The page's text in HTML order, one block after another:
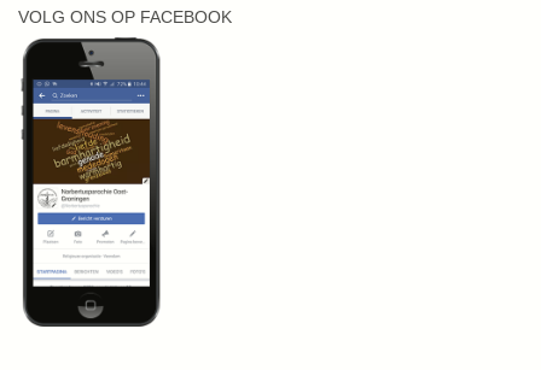
VOLG ONS OP FACEBOOK